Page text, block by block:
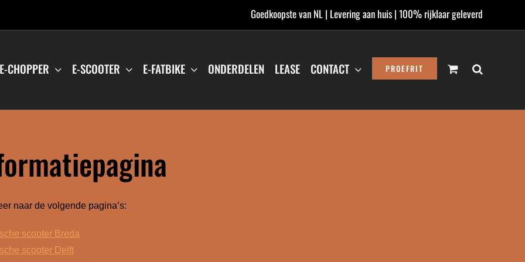
Goedkoopste van NL | Levering aan huis | 100% rijklaar geleverd
E-CHOPPER E-SCOOTER E-FATBIKE ONDERDELEN LEASE CONTACT PROEFRIT
naar de volgende pagina’s:
scooter Breda
scooter Delft